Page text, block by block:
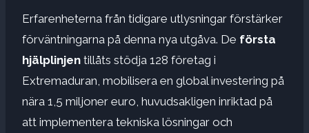
Erfarenheterna från tidigare utlysningar förstärker
förväntningarna på denna nya utgåva. De första
hjälplinjen tillåts stödja 128 företag i
Extremaduran, mobilisera en global investering på
nära 1,5 miljoner euro, huvudsakligen inriktad på
att implementera tekniska lösningar och